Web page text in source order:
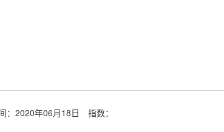
：2020年06月18日 指数：